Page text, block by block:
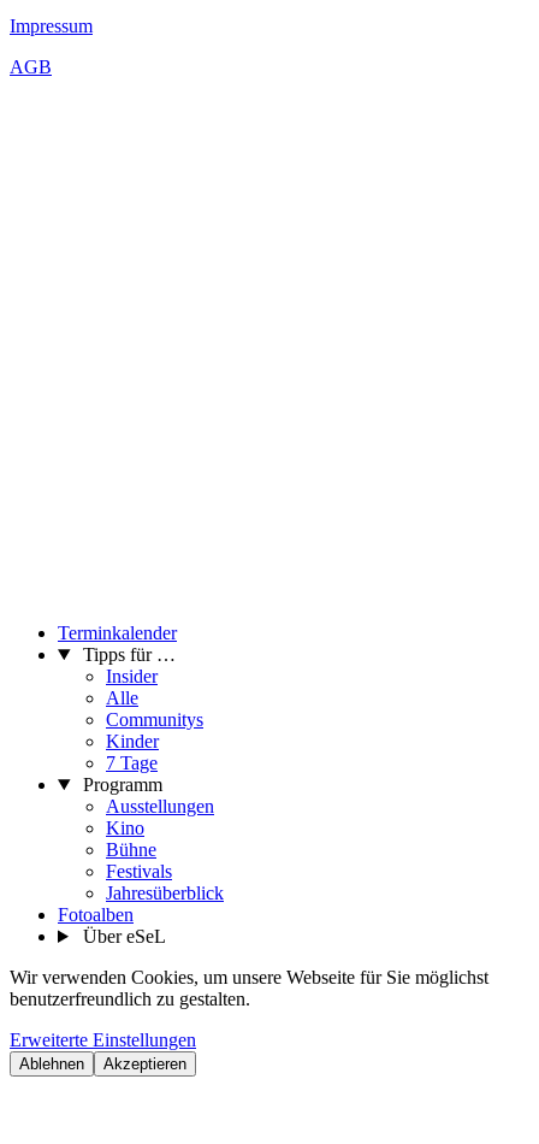
Impressum
AGB
Terminkalender
Tipps für …
Insider
Alle
Communitys
Kinder
7 Tage
Programm
Ausstellungen
Kino
Bühne
Festivals
Jahresüberblick
Fotoalben
Über eSeL
Wir verwenden Cookies, um unsere Webseite für Sie möglichst
benutzerfreundlich zu gestalten.
Erweiterte Einstellungen
Ablehnen Akzeptieren